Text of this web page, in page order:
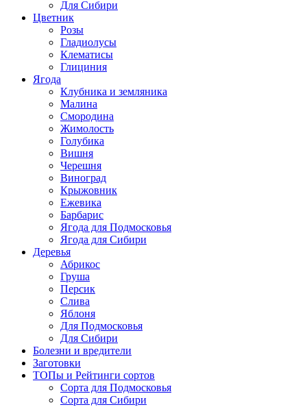
Для Сибири
Цветник
Розы
Гладиолусы
Клематисы
Глициния
Ягода
Клубника и земляника
Малина
Смородина
Жимолость
Голубика
Вишня
Черешня
Виноград
Крыжовник
Ежевика
Барбарис
Ягода для Подмосковья
Ягода для Сибири
Деревья
Абрикос
Груша
Персик
Слива
Яблоня
Для Подмосковья
Для Сибири
Болезни и вредители
Заготовки
ТОПы и Рейтинги сортов
Сорта для Подмосковья
Сорта для Сибири